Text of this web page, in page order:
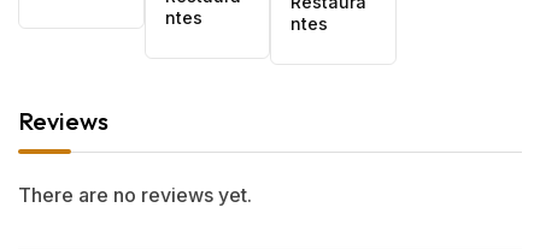
ntes
ntes
Reviews
There are no reviews yet.